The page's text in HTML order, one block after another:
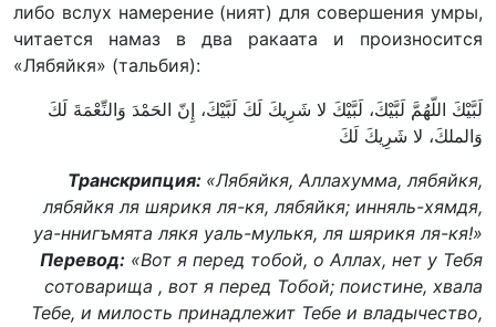
либо вслух намерение (ният) для совершения умры,
читается намаз в два ракаата и произносится
«Лябяйкя» (тальбия):
لَبَّيْكَ اللّهُمَّ لَبَّيْكَ، لَبَّيْكَ لا شَرِيكَ لَكَ لَبَّيْكَ، إِنّ الحَمْدَ وَالنِّعْمَةَ لَكَ
وَالملكَ، لا شَرِيكَ لَكَ
Транскрипция: «Лябяйкя, Аллахумма, лябяйкя,
лябяйкя ля шярикя ля-кя, лябяйкя; инняль-хямдя,
уа-ннигъмята лякя уаль-мулькя, ля шярикя ля-кя!»
Перевод: «Вот я перед тобой, о Аллах, нет у Тебя
сотоварища , вот я перед Тобой; поистине, хвала
Тебе, и милость принадлежит Тебе и владычество,